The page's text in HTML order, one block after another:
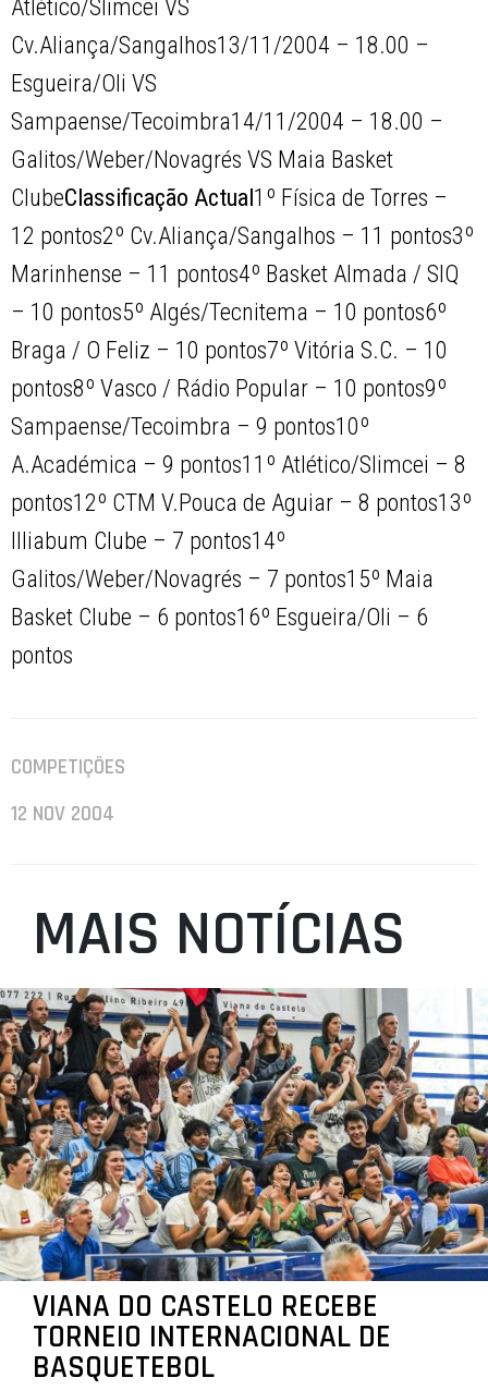
Atlético/Slimcei VS
Cv.Aliança/Sangalhos13/11/2004 – 18.00 –
Esgueira/Oli VS
Sampaense/Tecoimbra14/11/2004 – 18.00 –
Galitos/Weber/Novagrés VS Maia Basket
ClubeClassificação Actual 1º Física de Torres –
12 pontos2º Cv.Aliança/Sangalhos – 11 pontos3º
Marinhense – 11 pontos4º Basket Almada / SIQ
– 10 pontos5º Algés/Tecnitema – 10 pontos6º
Braga / O Feliz – 10 pontos7º Vitória S.C. – 10
pontos8º Vasco / Rádio Popular – 10 pontos9º
Sampaense/Tecoimbra – 9 pontos10º
A.Académica – 9 pontos11º Atlético/Slimcei – 8
pontos12º CTM V.Pouca de Aguiar – 8 pontos13º
Illiabum Clube – 7 pontos14º
Galitos/Weber/Novagrés – 7 pontos15º Maia
Basket Clube – 6 pontos16º Esgueira/Oli – 6
pontos
COMPETIÇÕES
12 NOV 2004
MAIS NOTÍCIAS
VIANA DO CASTELO RECEBE
TORNEIO INTERNACIONAL DE
BASQUETEBOL